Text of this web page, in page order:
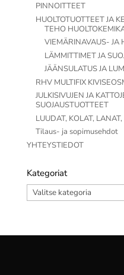
PINNOITTEET
HUOLTOTUOTTEET JA
TEHO
VIEMÄRINAVAUS- JA
LÄMMITTIMET JA
JÄÄNSULATUS JA
RHV MULTIFIX
JULKISIVUJEN JA
SUOJAUSTUOTTEET
LUUDAT, KOLAT,
Tilaus- ja sopimusehdot
YHTEYSTIEDOT
Kategoriat
Kategoriat